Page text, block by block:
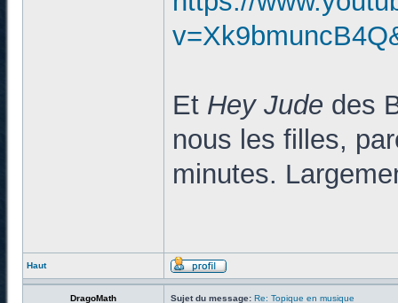
Et Hey Jude des
nous les filles,
minutes.
Haut
DragoMath Sujet du message: Re: Topique en musique